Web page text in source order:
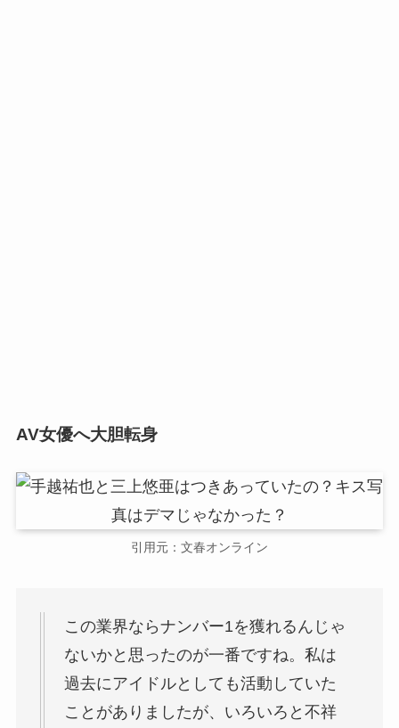
AV女優へ大胆転身
引用元：文春オンライン
この業界ならナンバー1を獲れるんじゃ
ないかと思ったのが一番ですね。私は
過去にアイドルとしても活動していた
ことがありましたが、いろいろと不祥